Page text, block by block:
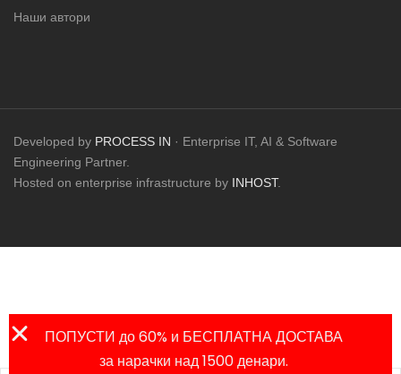
Наши автори
Developed by PROCESS IN · Enterprise IT, AI & Software
Engineering Partner.
Hosted on enterprise infrastructure by INHOST.
ПОПУСТИ до 60% и БЕСПЛАТНА ДОСТАВА
за нарачки над 1500 денари.